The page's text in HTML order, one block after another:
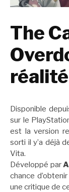
The
réalité
Disponible
sur le
est la version
sorti il y’a déjà
Vita.
Développé par
chance
une critique de